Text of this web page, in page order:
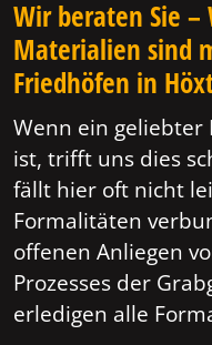
Wir beraten Sie
Materialien sind
Friedhöfen in
Wenn ein geliebter
ist, trifft uns dies
fällt hier oft nicht
Formalitäten
offenen Anliegen
Prozesses der
erledigen alle